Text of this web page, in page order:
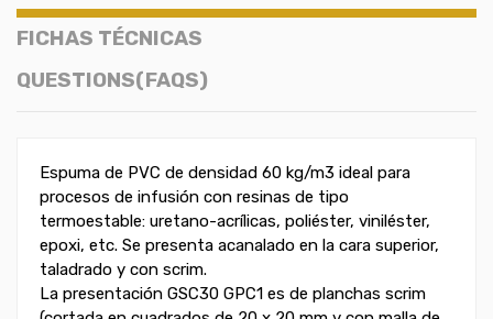
FICHAS TÉCNICAS
QUESTIONS(FAQS)
Espuma de PVC de densidad 60 kg/m3 ideal para
procesos de infusión con resinas de tipo
termoestable: uretano-acrílicas, poliéster, viniléster,
epoxi, etc. Se presenta acanalado en la cara superior,
taladrado y con scrim.
La presentación GSC30 GPC1 es de planchas scrim